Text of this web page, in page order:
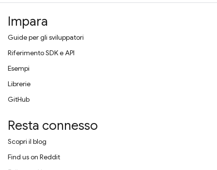
Impara
Guide per gli sviluppatori
Riferimento SDK e API
Esempi
Librerie
GitHub
Resta connesso
Scopri il blog
Find us on Reddit